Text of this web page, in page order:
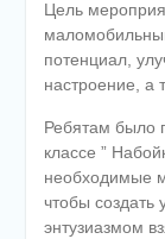
Цель
потенциал,
настроение, а
Ребятам было
классе ”
необходимые
чтобы создать
энтузиазмом